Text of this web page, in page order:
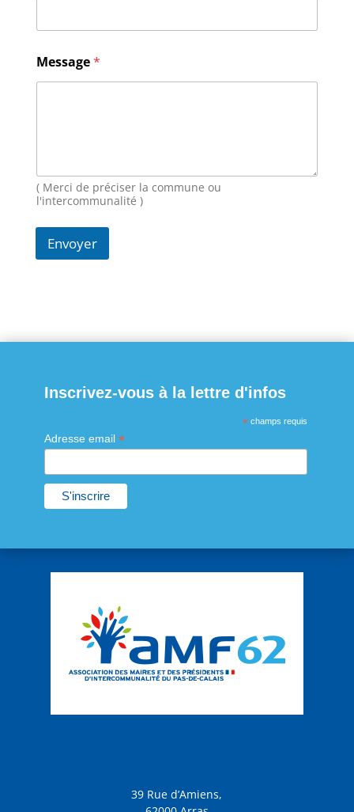
i
N
o
m
g
e
Message*
( Merci de préciser la commune ou
l'intercommunalité )
Envoyer
Inscrivez-vous à la lettre d'infos
* champs requis
Adresse email *
39 Rue d’Amiens,